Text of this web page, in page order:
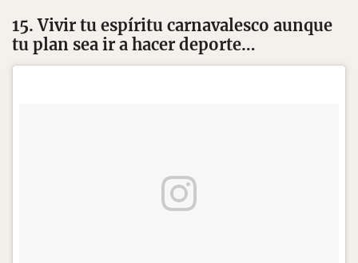
15. Vivir tu espíritu carnavalesco aunque
tu plan sea ir a hacer deporte…